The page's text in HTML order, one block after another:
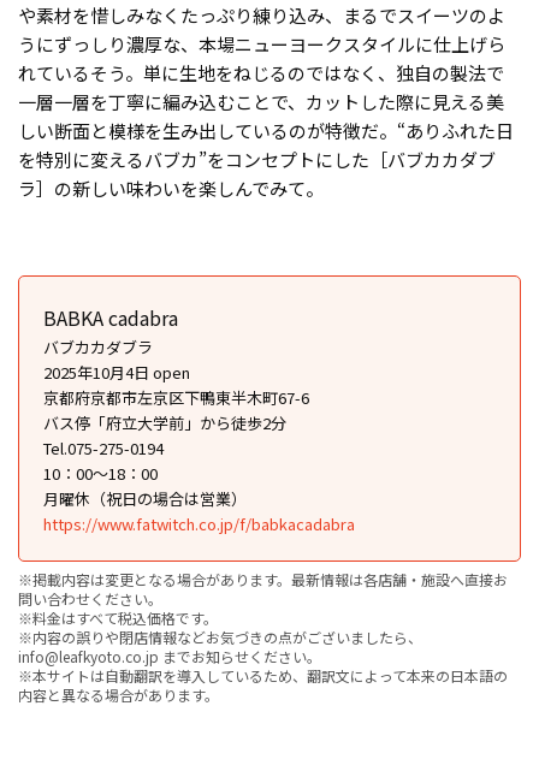
や素材を惜しみなくたっぷり練り込み、まるでスイーツのよ
うにずっしり濃厚な、本場ニューヨークスタイルに仕上げら
れているそう。単に生地をねじるのではなく、独自の製法で
一層一層を丁寧に編み込むことで、カットした際に見える美
しい断面と模様を生み出しているのが特徴だ。“ありふれた日
を特別に変えるバブカ”をコンセプトにした［バブカカダブ
ラ］の新しい味わいを楽しんでみて。
BABKA cadabra
バブカカダブラ
2025年10月4日 open
京都府京都市左京区下鴨東半木町67-6
バス停「府立大学前」から徒歩2分
Tel.075-275-0194
10：00〜18：00
月曜休（祝日の場合は営業）
https://www.fatwitch.co.jp/f/babkacadabra
※掲載内容は変更となる場合があります。最新情報は各店舗・施設へ直接お
問い合わせください。
※料金はすべて税込価格です。
※内容の誤りや閉店情報などお気づきの点がございましたら、
info@leafkyoto.co.jp までお知らせください。
※本サイトは自動翻訳を導入しているため、翻訳文によって本来の日本語の
内容と異なる場合があります。